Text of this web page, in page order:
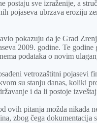
postaju sve izraženije, a
pojaseva ubrzava eroziju
pokazuju da je Grad
2009. godine. Te
podataka o novim
vetrozaštitni pojasevi
su stanju danas, koliki
i da li postoje
ovih pitanja možda nikada
zbog čega dokumentacija